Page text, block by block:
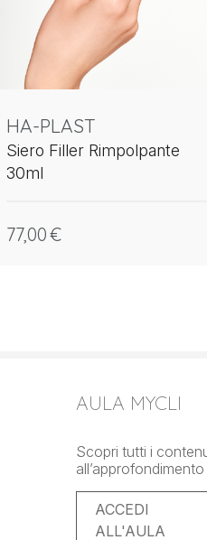
HA-PLAST
Siero Filler Rimpolpante
30ml
77,00€
AULA MYCLI
Scopri tutti i
ACCEDI
ALL'AULA